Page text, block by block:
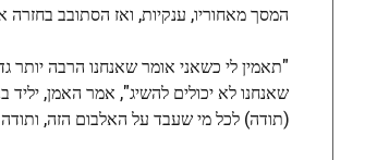
המסך מאחוריו, ענקיות, ואז הסתובב
שאנחנו לא יכולים להשיג", אמר האמן, יליד
(תודה) לכל מי שעבד על האלבום הזה,